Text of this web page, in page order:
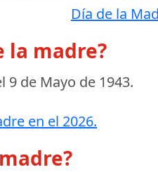
Día de la
la madre?
9 de Mayo de 1943.
en el 2026.